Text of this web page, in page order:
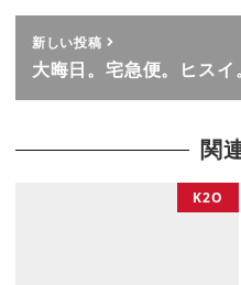
新しい投稿
大晦日。宅急便。ヒスイ。
関
K2O